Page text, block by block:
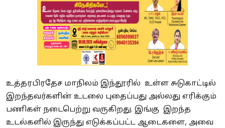
உத்தரபிரதேச மாநிலம் இந்தூரில் உள்ள சுடுகாட்டில்
இறந்தவர்களின் உடலை புதைப்பது அல்லது எரிக்கும்
பணிகள் நடைபெற்று வருகிறது. இங்கு இறந்த
உடல்களில் இருந்து எடுக்கப்பட்ட ஆடைகளை, அவை